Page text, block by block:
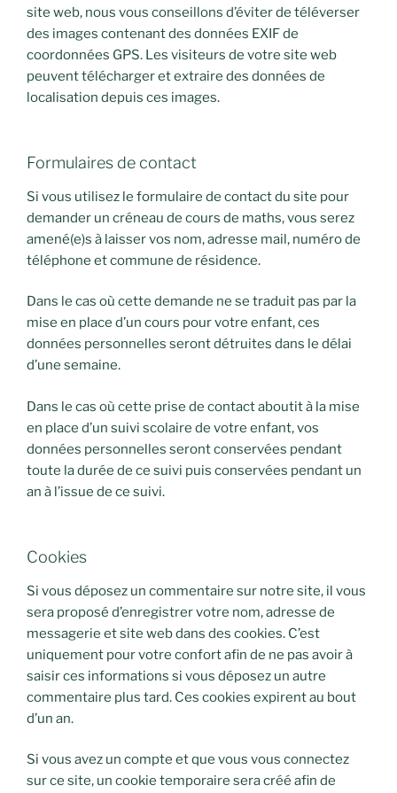
site web, nous vous conseillons d’éviter de téléverser
des images contenant des données EXIF de
coordonnées GPS. Les visiteurs de votre site web
peuvent télécharger et extraire des données de
localisation depuis ces images.
Formulaires de contact
Si vous utilisez le formulaire de contact du site pour
demander un créneau de cours de maths, vous serez
amené(e)s à laisser vos nom, adresse mail, numéro de
téléphone et commune de résidence.
Dans le cas où cette demande ne se traduit pas par la
mise en place d’un cours pour votre enfant, ces
données personnelles seront détruites dans le délai
d’une semaine.
Dans le cas où cette prise de contact aboutit à la mise
en place d’un suivi scolaire de votre enfant, vos
données personnelles seront conservées pendant
toute la durée de ce suivi puis conservées pendant un
an à l’issue de ce suivi.
Cookies
Si vous déposez un commentaire sur notre site, il vous
sera proposé d’enregistrer votre nom, adresse de
messagerie et site web dans des cookies. C’est
uniquement pour votre confort afin de ne pas avoir à
saisir ces informations si vous déposez un autre
commentaire plus tard. Ces cookies expirent au bout
d’un an.
Si vous avez un compte et que vous vous connectez
sur ce site, un cookie temporaire sera créé afin de